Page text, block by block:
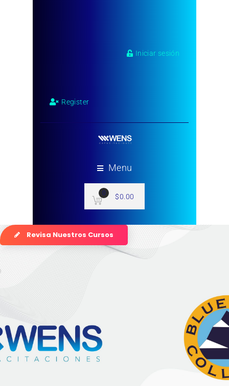
Iniciar sesión
Register
Menu
0 $0.00